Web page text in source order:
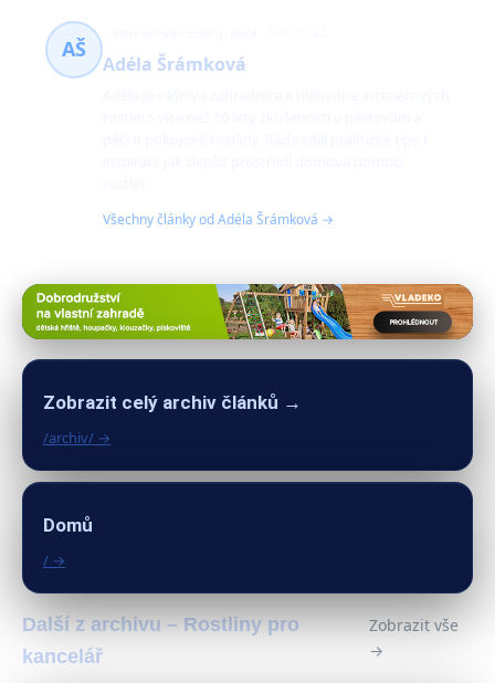
AŠ
Adéla Šrámková
Všechny články od Adéla Šrámková →
Zobrazit celý archiv článků →
/archiv/ →
Domů
/ →
Další z archivu – Rostliny pro
kancelář
Zobrazit vše
→